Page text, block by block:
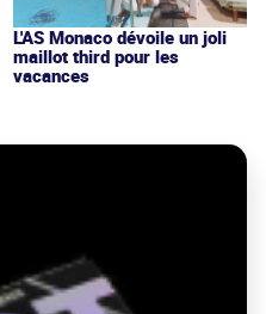
L'AS Monaco dévoile un joli
maillot third pour les
vacances